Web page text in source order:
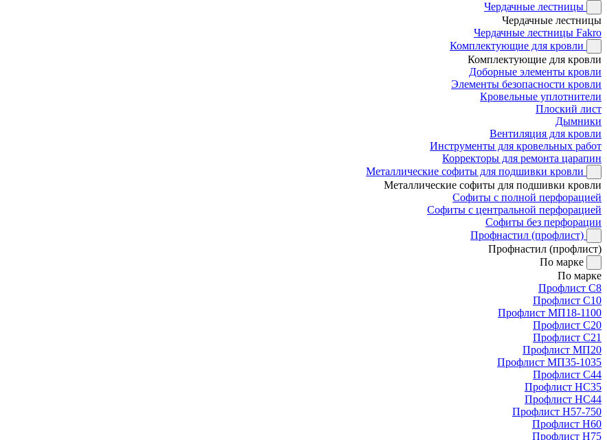
Чердачные лестницы
Чердачные лестницы
Чердачные лестницы Fakro
Комплектующие для кровли
Комплектующие для кровли
Доборные элементы кровли
Элементы безопасности кровли
Кровельные уплотнители
Плоский лист
Дымники
Вентиляция для кровли
Инструменты для кровельных работ
Корректоры для ремонта царапин
Металлические софиты для подшивки кровли
Металлические софиты для подшивки кровли
Софиты с полной перфорацией
Софиты с центральной перфорацией
Софиты без перфорации
Профнастил (профлист)
Профнастил (профлист)
По марке
По марке
Профлист С8
Профлист С10
Профлист МП18-1100
Профлист С20
Профлист С21
Профлист МП20
Профлист МП35-1035
Профлист С44
Профлист НС35
Профлист НС44
Профлист Н57-750
Профлист Н60
Профлист Н75